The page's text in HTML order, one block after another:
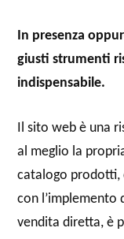
In presenza
giusti strumenti
indispensabile.
Il sito web è una
al meglio la
catalogo prodotti,
con l’implemento
vendita diretta, è